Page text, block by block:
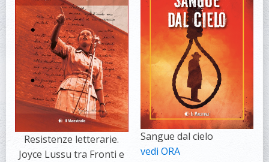
Resistenze letterarie.
Joyce Lussu tra Fronti e
Sangue dal cielo
vedi ORA